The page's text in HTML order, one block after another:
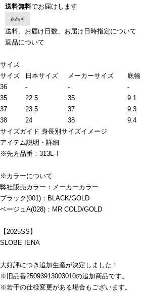
送料無料でお届けします
返品可
送料、お届け日数、お届け日時指定について
返品について
サイズ
サイズ
日本サイズ メーカーサイズ 底幅
36
- - -
35
22.5 35 9.1
37
23.5 37 9.3
38
24 38 9.4
サイズガイド 身長別サイズイメージ
アイテム説明・詳細
※先方品番：313L-T
※カラーについて
弊社販売カラー：メーカーカラー
ブラック(001)：BLACK/GOLD
ベージュA(028)：MR COLD/GOLD
【2025SS】
SLOBE IENA
大好評につき追加生産が決定しました！
※旧品番25093913003010の追加商品です。
※若干の仕様変更がある場合もございます。